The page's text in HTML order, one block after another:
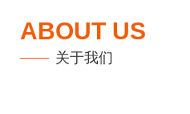
ABOUT US
关于我们